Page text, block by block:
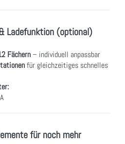
Ladefunktion (optional)
Fächern– individuell anpassbar
für gleichzeitiges schnelles
für noch mehr